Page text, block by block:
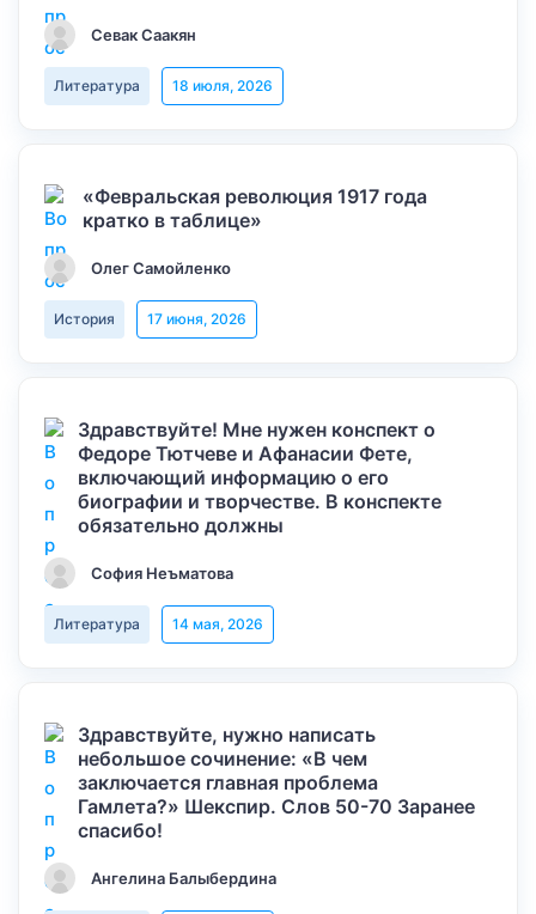
Севак Саакян
Литература 18 июля, 2026
«Февральская революция 1917 года
кратко в таблице»
Олег Самойленко
История 17 июня, 2026
Здравствуйте! Мне нужен конспект о
Федоре Тютчеве и Афанасии Фете,
включающий информацию о его
биографии и творчестве. В конспекте
обязательно должны
София Неъматова
Литература 14 мая, 2026
Здравствуйте, нужно написать
небольшое сочинение: «В чем
заключается главная проблема
Гамлета?» Шекспир. Слов 50-70 Заранее
спасибо!
Ангелина Балыбердина